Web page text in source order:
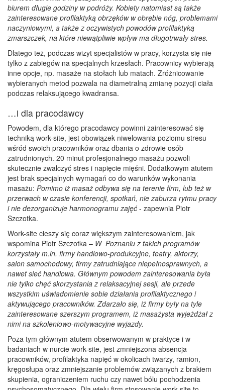
biurem długie godziny w podróży. Kobiety natomiast są także
zainteresowane profilaktyką obrzęków w obrębie nóg, problemami
naczyniowymi, a także z oczywistych powodów profilaktyką
zmarszczek, na które niewątpliwie wpływ ma długotrwały stres.
Dlatego też, podczas wizyt specjalistów w pracy, korzysta się nie
tylko z zabiegów na specjalnych krzesłach. Pracownicy wybierają
inne opcje, np. masaże na stołach lub matach. Zróżnicowanie
wybieranych metod pozwala na diametralną zmianę pozycji ciała
podczas relaksującego kwadransa.
…i dla pracodawcy
Powodem, dla którego pracodawcy powinni zainteresować się
techniką work-site, jest obowiązek niwelowania poziomu stresu
wśród swoich pracowników oraz dbania o zdrowie osób
zatrudnionych. 20 minut profesjonalnego masażu pozwoli
skutecznie zwalczyć stres i napięcie mięśni. Dodatkowym atutem
jest brak specjalnych wymagań co do warunków wykonania
masażu: Pomimo iż masaż odbywa się na terenie firm, lub też w
przerwach w czasie konferencji, spotkań, nie zaburza rytmu pracy
i nie dezorganizuje harmonogramu zajęć - zapewnia Piotr
Szczotka.
Work-site cieszy się coraz większym zainteresowaniem, jak
wspomina Piotr Szczotka – W Poznaniu z takich programów
korzystały m.in. firmy handlowo-produkcyjne, teatry, aktorzy,
salon samochodowy, firmy zatrudniające niepełnosprawnych, a
nawet sieć handlowa. Głównym powodem zainteresowania była
nie tylko chęć skorzystania z relaksacyjnej sesji, ale przede
wszystkim uświadomienie sobie działania profilaktycznego i
aktywującego pracowników. Zdarzało się, iż firmy były na tyle
zainteresowane szerszym programem, iż masażysta wyjeżdżał z
nimi na szkoleniowo-motywacyjne wyjazdy.
Poza tym głównym atutem obserwowanym w praktyce i w
badaniach w nurcie work-site, jest zmniejszona absencja
pracowników, profilaktyka napięć w okolicach twarzy, ramion,
kręgosłupa oraz zmniejszanie problemów związanych z brakiem
skupienia, ograniczeniem ruchu czy nawet bólu pochodzenia